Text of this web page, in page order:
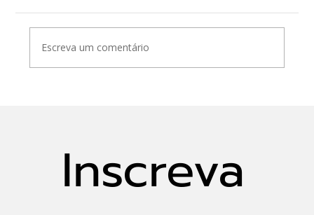
Indicadores Hidrológicos
Escreva um comentário
Inscreva